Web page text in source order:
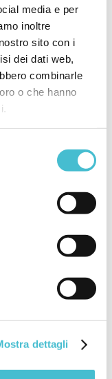
media e per
inoltre
sito con i
dei dati web,
combinarle
o che hanno
dettagli